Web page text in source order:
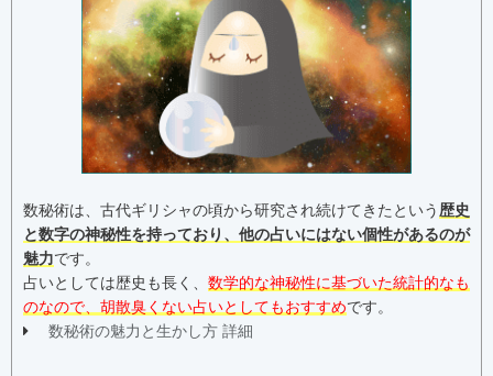
数秘術は、古代ギリシャの頃から研究され続けてきたという歴史
と数字の神秘性を持っており、他の占いにはない個性があるのが
魅力です。
占いとしては歴史も長く、 数学的な神秘性に基づいた統計的なも
のなので、胡散臭くない占いとしてもおすすめです。
数秘術の魅力と生かし方 詳細